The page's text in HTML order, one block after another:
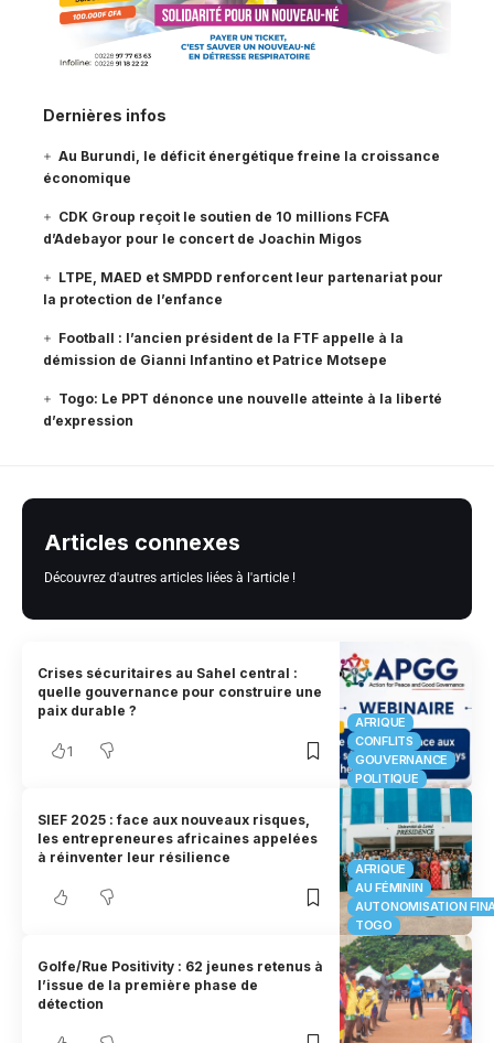
Dernières infos
Au Burundi, le déficit énergétique freine la croissance
économique
CDK Group reçoit le soutien de 10 millions FCFA
d’Adebayor pour le concert de Joachin Migos
LTPE, MAED et SMPDD renforcent leur partenariat pour
la protection de l’enfance
Football : l’ancien président de la FTF appelle à la
démission de Gianni Infantino et Patrice Motsepe
Togo: Le PPT dénonce une nouvelle atteinte à la liberté
d’expression
Articles connexes
Découvrez d'autres articles liées à l'article !
AFRIQUE
CONFLITS
GOUVERNANCE
POLITIQUE
Crises sécuritaires au Sahel central :
quelle gouvernance pour construire une
paix durable ?
1
AFRIQUE
AU FÉMININ
AUTONOMISATION
TOGO
SIEF 2025 : face aux nouveaux risques,
les entrepreneures africaines appelées
à réinventer leur résilience
Golfe/Rue Positivity : 62 jeunes retenus à
l’issue de la première phase de
détection